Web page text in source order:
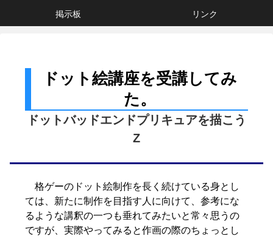
掲示板 リンク
ドット絵講座を受講してみ
た。
ドットバッドエンドプリキュアを描こう
Z
格ゲーのドット絵制作を長く続けている身とし
ては、新たに制作を目指す人に向けて、参考にな
るような講釈の一つも垂れてみたいと常々思うの
ですが、実際やってみると作画の際のちょっとし